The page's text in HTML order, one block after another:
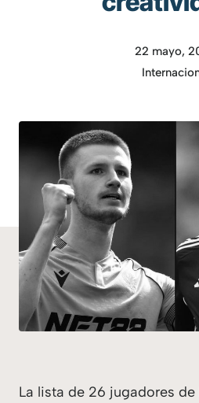
22 mayo,
La lista de 26 jugadores